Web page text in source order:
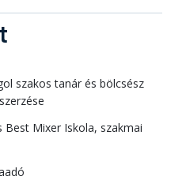
szakos tanár és bölcsész
Best Mixer Iskola, szakmai